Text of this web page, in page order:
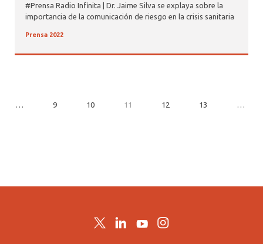
#Prensa Radio Infinita | Dr. Jaime Silva se explaya sobre la
importancia de la comunicación de riesgo en la crisis sanitaria
Prensa 2022
… 9 10 11 12 13 …
TwitterLinkedInYouTubeInstagram